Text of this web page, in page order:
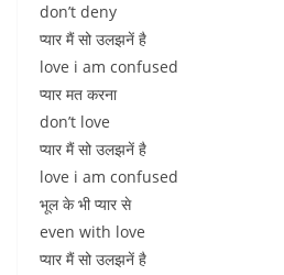
don’t deny
प्यार मैं सो उलझनें है
love i am confused
प्यार मत करना
don’t love
प्यार मैं सो उलझनें है
love i am confused
भूल के भी प्यार से
even with love
प्यार मैं सो उलझनें है